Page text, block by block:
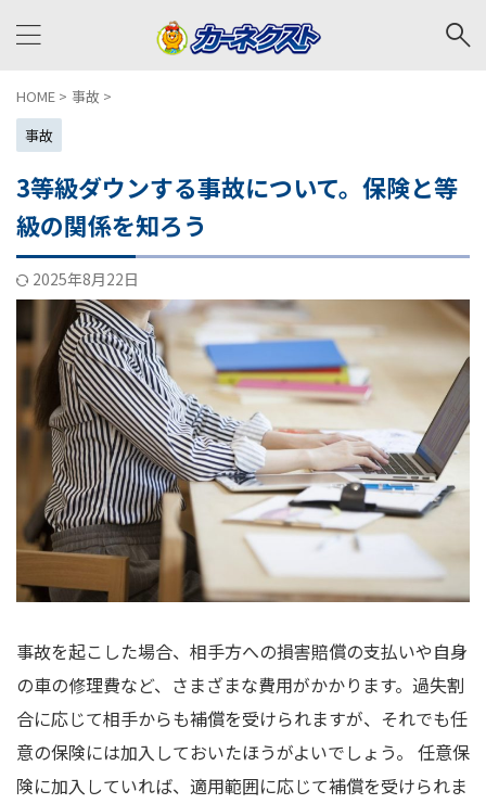
HOME > 事故 >
事故
3等級ダウンする事故について。保険と等
級の関係を知ろう
2025年8月22日
事故を起こした場合、相手方への損害賠償の支払いや自身
の車の修理費など、さまざまな費用がかかります。過失割
合に応じて相手からも補償を受けられますが、それでも任
意の保険には加入しておいたほうがよいでしょう。 任意保
険に加入していれば、適用範囲に応じて補償を受けられま